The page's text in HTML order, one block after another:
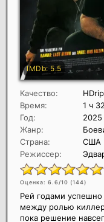
Качество:
HDrip
Время:
1 ч
Год:
2025
Жанр:
Страна:
США
Режиссер:
Оценка: 6.6/10 (144)
Рей годами
между ролью
пока решение